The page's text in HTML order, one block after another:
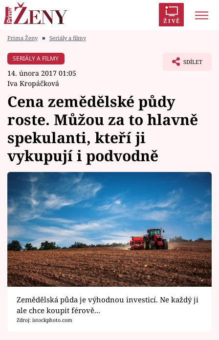
ŽIVĚ
Módní alarm
Témata
Celebrity
Vztahy
Seriály
Horoskopy
Sledujte prima+
Filmový festival Karlovy Vary
Mámy sobě
Prima Ženy ■ Seriály a filmy
SERIÁLY A FILMY
14. února 2017 01:05
Iva Kropáčková
SDÍLET
Cena zemědělské půdy
roste. Můžou za to hlavně
spekulanti, kteří ji
vykupují i podvodně
Zemědělská půda je výhodnou investicí. Ne každý ji
ale chce koupit férově...
Zdroj: istockphoto.com